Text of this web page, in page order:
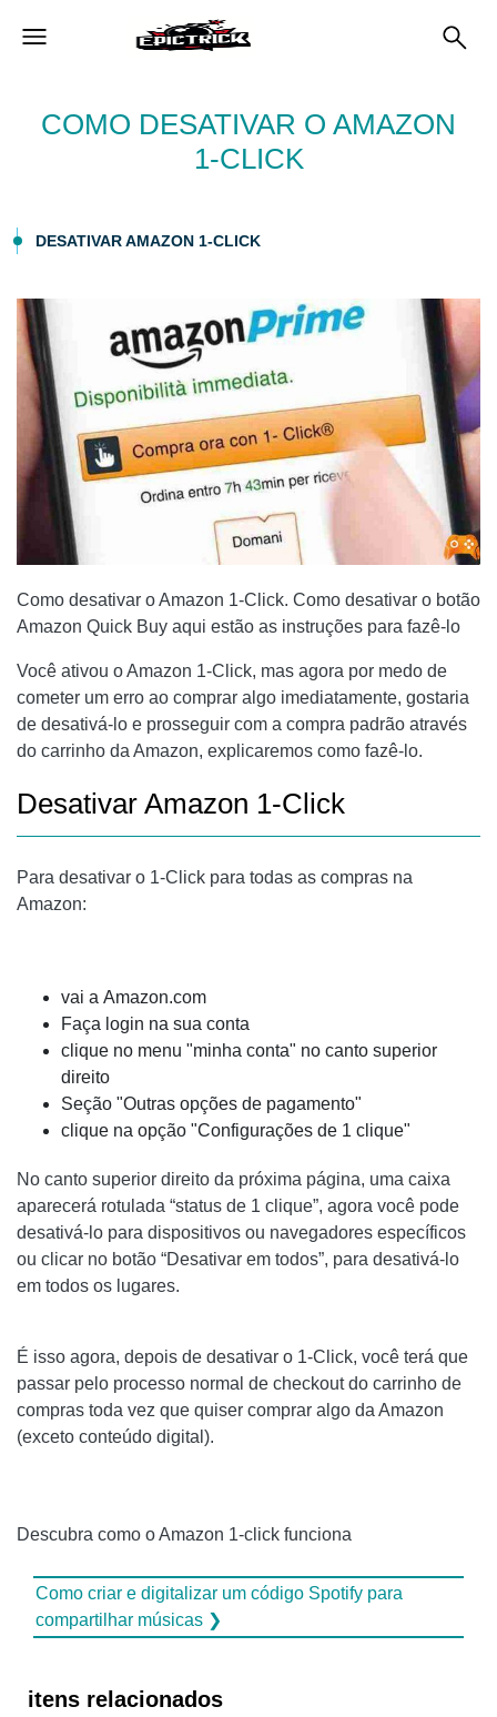
COMO DESATIVAR O AMAZON
1-CLICK
DESATIVAR AMAZON 1-CLICK
Como desativar o Amazon 1-Click. Como desativar o botão
Amazon Quick Buy aqui estão as instruções para fazê-lo
Você ativou o Amazon 1-Click, mas agora por medo de
cometer um erro ao comprar algo imediatamente, gostaria
de desativá-lo e prosseguir com a compra padrão através
do carrinho da Amazon, explicaremos como fazê-lo.
Desativar Amazon 1-Click
Para desativar o 1-Click para todas as compras na
Amazon:
vai a Amazon.com
Faça login na sua conta
clique no menu "minha conta" no canto superior
direito
Seção "Outras opções de pagamento"
clique na opção "Configurações de 1 clique"
No canto superior direito da próxima página, uma caixa
aparecerá rotulada “status de 1 clique”, agora você pode
desativá-lo para dispositivos ou navegadores específicos
ou clicar no botão “Desativar em todos”, para desativá-lo
em todos os lugares.
É isso agora, depois de desativar o 1-Click, você terá que
passar pelo processo normal de checkout do carrinho de
compras toda vez que quiser comprar algo da Amazon
(exceto conteúdo digital).
Descubra como o Amazon 1-click funciona
Como criar e digitalizar um código Spotify para
compartilhar músicas ❯
itens relacionados